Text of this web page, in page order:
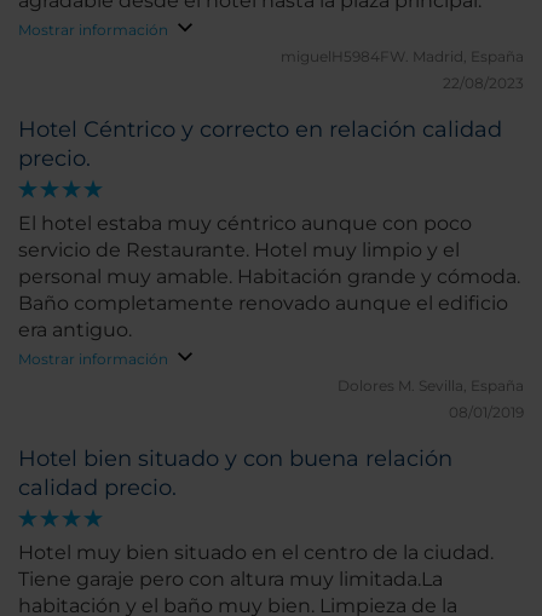
Mostrar información
miguelH5984FW. Madrid, España
22/08/2023
Hotel Céntrico y correcto en relación calidad
precio.
El hotel estaba muy céntrico aunque con poco
servicio de Restaurante. Hotel muy limpio y el
personal muy amable. Habitación grande y cómoda.
Baño completamente renovado aunque el edificio
era antiguo.
Mostrar información
Dolores M. Sevilla, España
08/01/2019
Hotel bien situado y con buena relación
calidad precio.
Hotel muy bien situado en el centro de la ciudad.
Tiene garaje pero con altura muy limitada.La
habitación y el baño muy bien. Limpieza de la